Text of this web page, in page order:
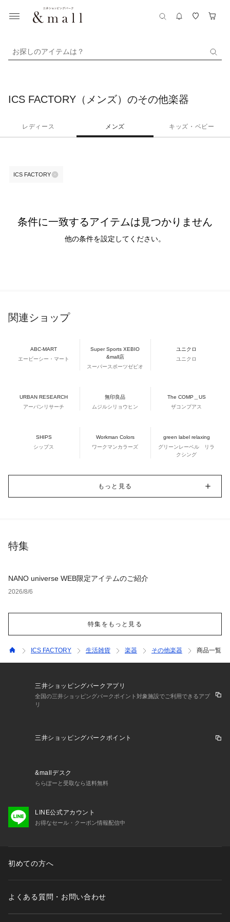
お探しのアイテムは？
ICS FACTORY（メンズ）のその他楽器
レディース メンズ キッズ・ベビー
ICS FACTORY
条件に一致するアイテムは見つかりません
他の条件を設定してください。
関連ショップ
ABC-MART
エービーシー・マート
Super Sports XEBIO
&mall店
スーパースポーツゼビオ
ユニクロ
ユニクロ
URBAN RESEARCH
アーバンリサーチ
無印良品
ムジルシリョウヒン
The COMP＿US
ザコンプアス
SHIPS
シップス
Workman Colors
ワークマンカラーズ
green label relaxing
グリーンレーベル リラ
クシング
もっと見る
特集
NANO universe WEB限定アイテムのご紹介
2026/8/6
特集をもっと見る
ICS FACTORY 生活雑貨 楽器 その他楽器 商品一覧
三井ショッピングパークアプリ
全国の三井ショッピングパークポイント対象施設でご利用できるアプ
リ
三井ショッピングパークポイント
&mallデスク
ららぽーと受取なら送料無料
LINE公式アカウント
お得なセール・クーポン情報配信中
初めての方へ
よくある質問・お問い合わせ